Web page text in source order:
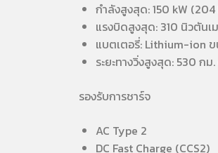
กำลังสูงสุด: 150 kW (204
แรงบิดสูงสุด: 310 นิวตันเ
แบตเตอรี่: Lithium-ion
ระยะทางวิ่งสูงสุด: 530 ก
รองรับการชาร์จ
AC Type 2
DC Fast Charge (CCS2)